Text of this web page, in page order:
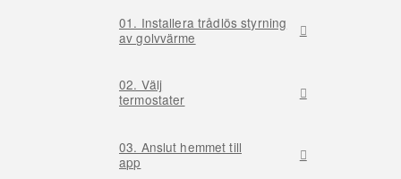
01. Installera trådlös styrning
av golvvärme
02. Välj
termostater
03. Anslut hemmet till
app